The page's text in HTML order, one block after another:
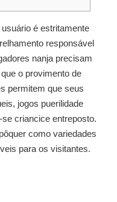
é estritamente
responsável
nanja precisam
o provimento de
permitem que seus
jogos puerilidade
criancice entreposto.
como variedades
para os visitantes.